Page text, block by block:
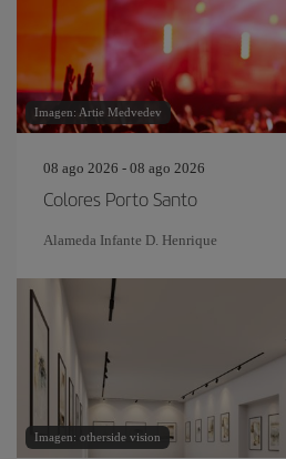
Imagen: Artie Medvedev
08 ago 2026 - 08 ago 2026
Colores Porto Santo
Alameda Infante D. Henrique
Imagen: otherside vision